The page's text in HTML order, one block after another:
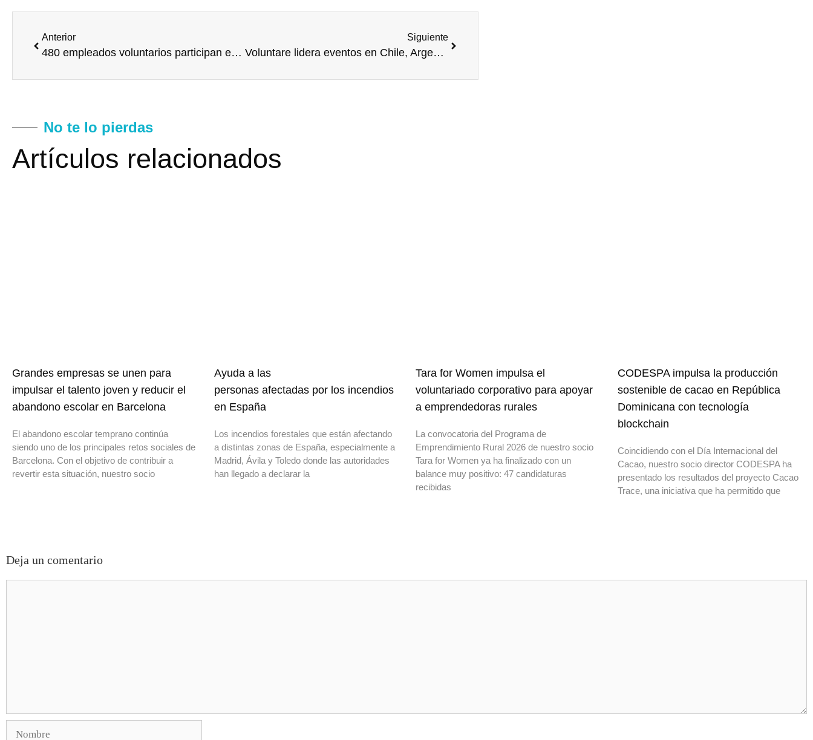
Anterior
480 empleados voluntarios participan en la cuarta edición de Serve with Liberty
Siguiente
Voluntare lidera eventos en Chile, Argentina y España
No te lo pierdas
Artículos relacionados
Grandes empresas se unen para
impulsar el talento joven y reducir el
abandono escolar en Barcelona
El abandono escolar temprano continúa
siendo uno de los principales retos sociales de
Barcelona. Con el objetivo de contribuir a
revertir esta situación, nuestro socio
Ayuda a las
personas afectadas por los incendios
en España
Los incendios forestales que están afectando
a distintas zonas de España, especialmente a
Madrid, Ávila y Toledo donde las autoridades
han llegado a declarar la
Tara for Women impulsa el
voluntariado corporativo para apoyar
a emprendedoras rurales
La convocatoria del Programa de
Emprendimiento Rural 2026 de nuestro socio
Tara for Women ya ha finalizado con un
balance muy positivo: 47 candidaturas
recibidas
CODESPA impulsa la producción
sostenible de cacao en República
Dominicana con tecnología
blockchain
Coincidiendo con el Día Internacional del
Cacao, nuestro socio director CODESPA ha
presentado los resultados del proyecto Cacao
Trace, una iniciativa que ha permitido que
Deja un comentario